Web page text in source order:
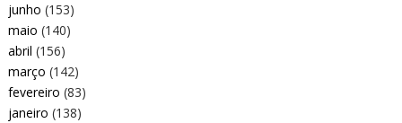
junho (153)
maio (140)
abril (156)
março (142)
fevereiro (83)
janeiro (138)